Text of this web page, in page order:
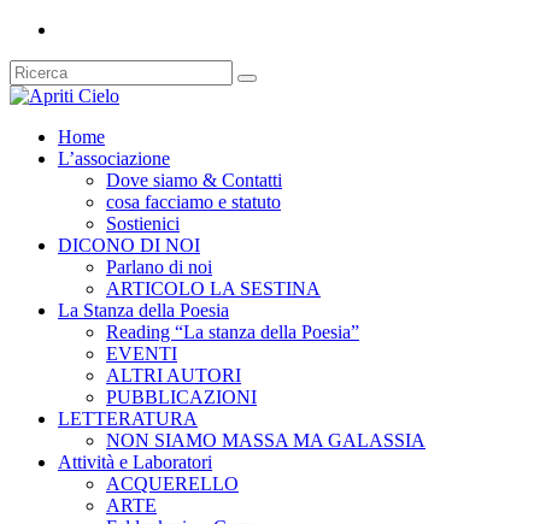
Home
L’associazione
Dove siamo & Contatti
cosa facciamo e statuto
Sostienici
DICONO DI NOI
Parlano di noi
ARTICOLO LA SESTINA
La Stanza della Poesia
Reading “La stanza della Poesia”
EVENTI
ALTRI AUTORI
PUBBLICAZIONI
LETTERATURA
NON SIAMO MASSA MA GALASSIA
Attività e Laboratori
ACQUERELLO
ARTE